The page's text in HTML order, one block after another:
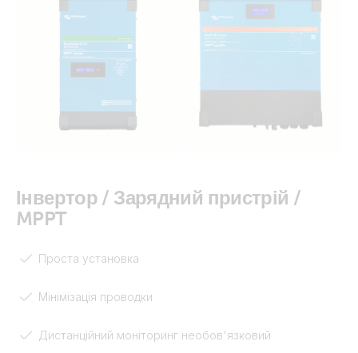
Інвертор / Зарядний пристрій /
MPPT
Проста установка
Мінімізація проводки
Дистанційний моніторинг необов'язковий